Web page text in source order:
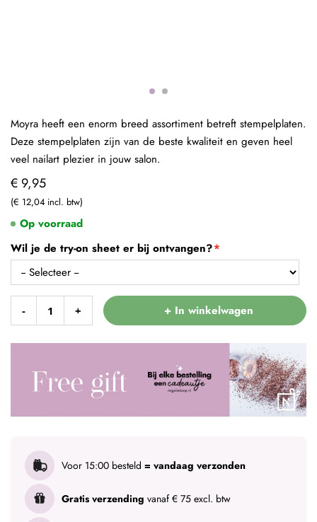
€ 9,95
€ 12,04
Wil je de try-on sheet er bij ontvangen?
- + + In winkelwagen
Voor 15:00 besteld = vandaag verzonden
Gratis verzending vanaf € 75 excl. btw
Op voorraad
Moyra heeft een enorm breed assortiment betreft stempelplaten.
Deze stempelplaten zijn van de beste kwaliteit en geven heel
veel nailart plezier in jouw salon.